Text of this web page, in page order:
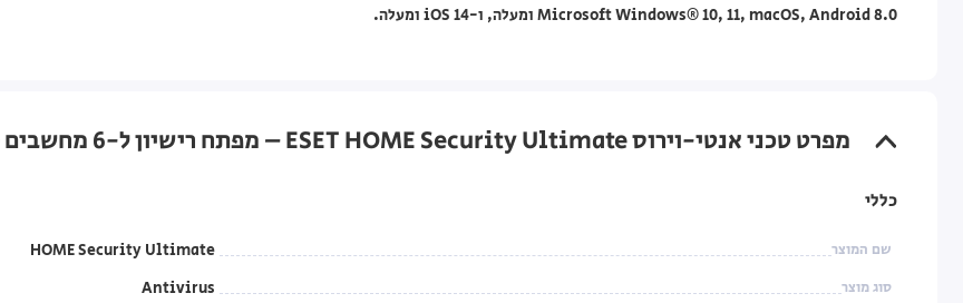
Microsoft Windows® 10, 11, macOS, Android 8.0 ומעלה, ו-iOS 14 ומעלה.
מפרט טכני אנטי-וירוס ESET HOME Security Ultimate – מפתח רישיון ל-6 מחשבים — ל-3 שנים
כללי
שם המוצר HOME Security Ultimate
סוג מוצר Antivirus